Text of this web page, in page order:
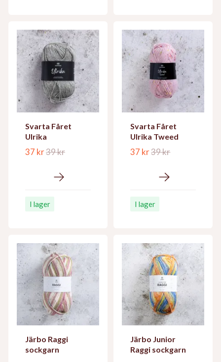
Svarta Fåret
Ulrika
37 kr39 kr
I lager
Svarta Fåret
Ulrika Tweed
37 kr39 kr
I lager
Järbo Raggi
sockgarn
Järbo Junior
Raggi sockgarn